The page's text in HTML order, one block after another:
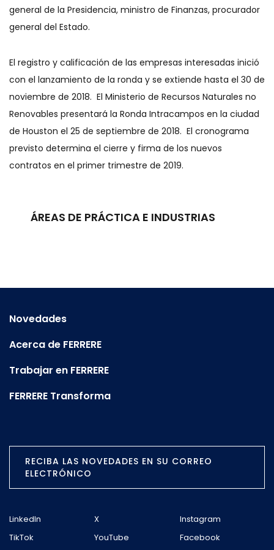
general de la Presidencia, ministro de Finanzas, procurador
general del Estado.
El registro y calificación de las empresas interesadas inició
con el lanzamiento de la ronda y se extiende hasta el 30 de
noviembre de 2018. El Ministerio de Recursos Naturales no
Renovables presentará la Ronda Intracampos en la ciudad
de Houston el 25 de septiembre de 2018. El cronograma
previsto determina el cierre y firma de los nuevos
contratos en el primer trimestre de 2019.
ÁREAS DE PRÁCTICA E INDUSTRIAS
Novedades
Acerca de FERRERE
Trabajar en FERRERE
FERRERE Transforma
RECIBA LAS NOVEDADES EN SU CORREO
ELECTRÓNICO
LinkedIn X
Instagram
TikTok
YouTube Facebook